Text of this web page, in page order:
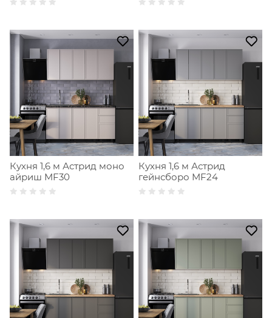
Кухня 1,6 м Астрид моно
айриш MF30
Кухня 1,6 м Астрид
гейнсборо MF24